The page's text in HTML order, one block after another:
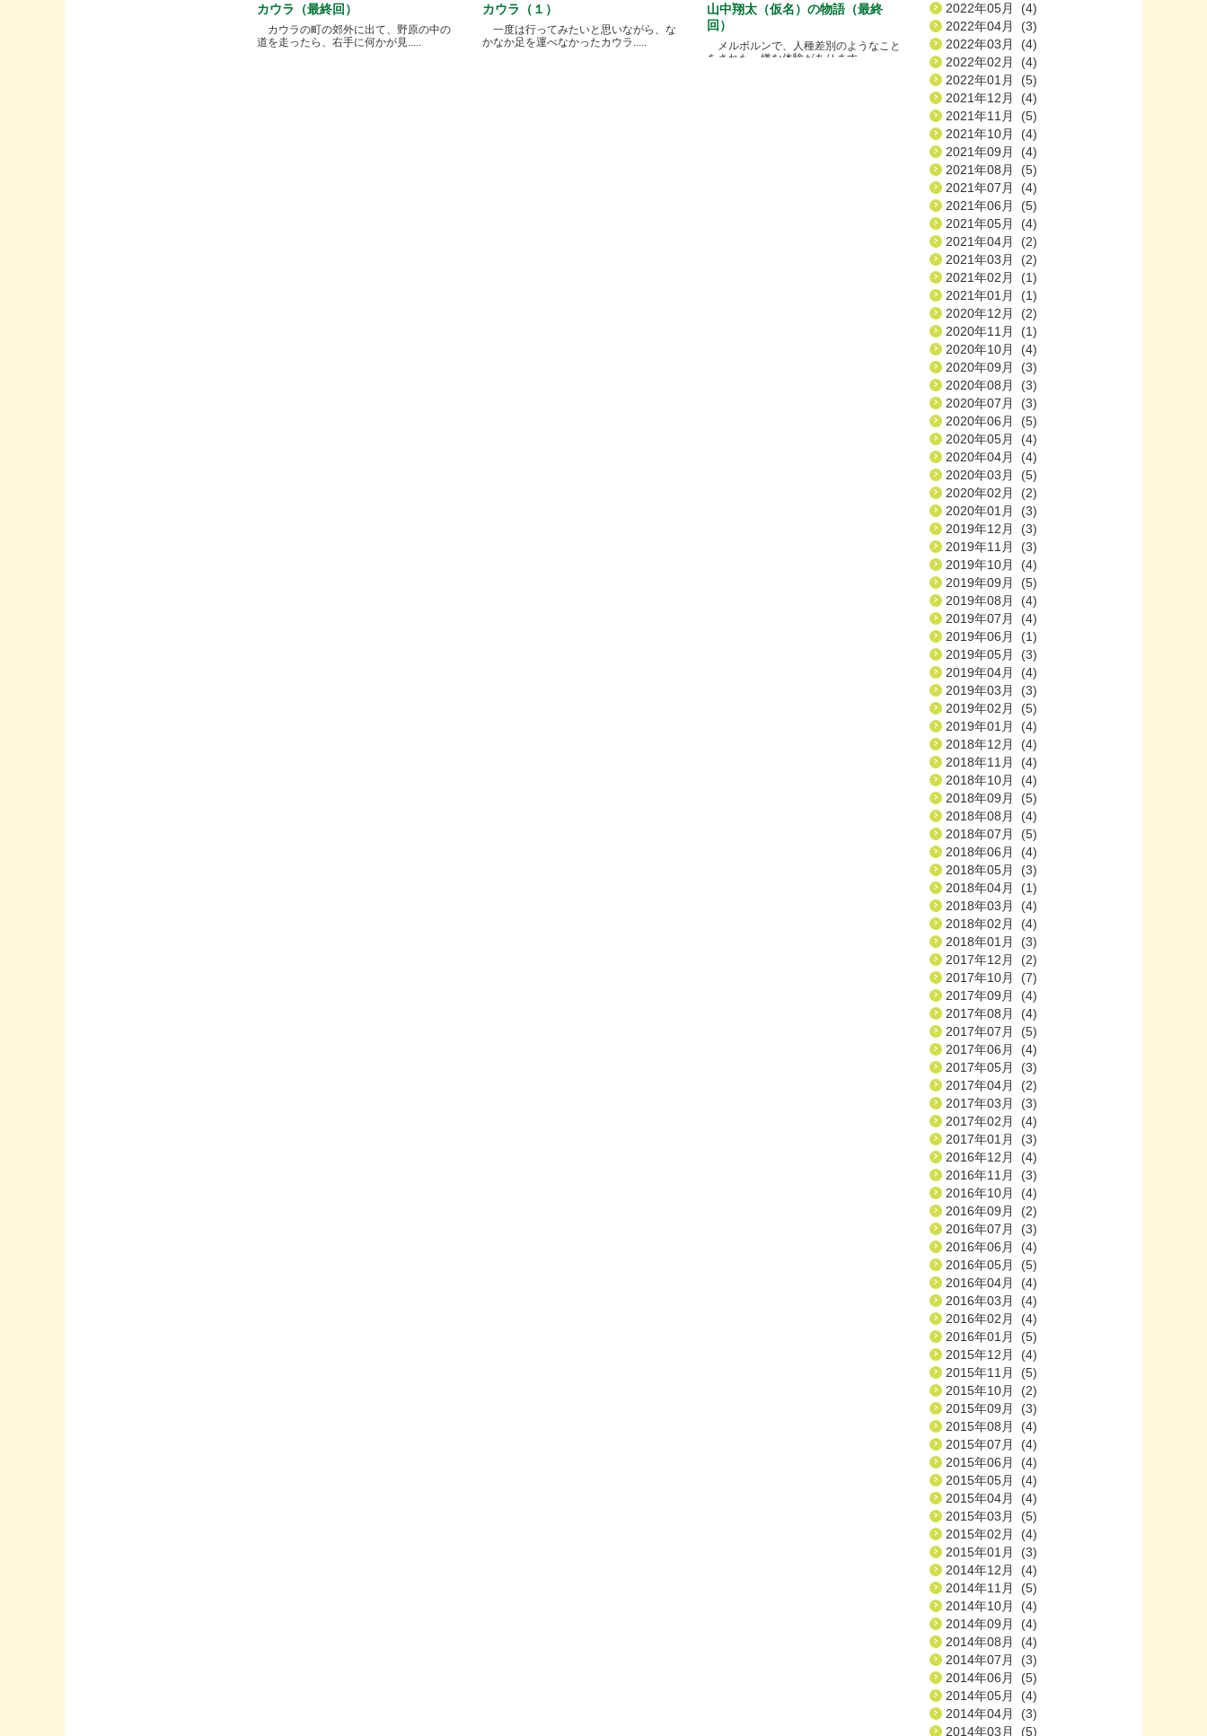
カウラ（最終回）
カウラの町の郊外に出て、野原の中の
道を走ったら、右手に何かが見.....
カウラ（１）
一度は行ってみたいと思いながら、な
かなか足を運べなかったカウラ.....
山中翔太（仮名）の物語（最終
回）
メルボルンで、人種差別のようなこと
をされた、嫌な体験があります.....
2022年05月 (4)
2022年04月 (3)
2022年03月 (4)
2022年02月 (4)
2022年01月 (5)
2021年12月 (4)
2021年11月 (5)
2021年10月 (4)
2021年09月 (4)
2021年08月 (5)
2021年07月 (4)
2021年06月 (5)
2021年05月 (4)
2021年04月 (2)
2021年03月 (2)
2021年02月 (1)
2021年01月 (1)
2020年12月 (2)
2020年11月 (1)
2020年10月 (4)
2020年09月 (3)
2020年08月 (3)
2020年07月 (3)
2020年06月 (5)
2020年05月 (4)
2020年04月 (4)
2020年03月 (5)
2020年02月 (2)
2020年01月 (3)
2019年12月 (3)
2019年11月 (3)
2019年10月 (4)
2019年09月 (5)
2019年08月 (4)
2019年07月 (4)
2019年06月 (1)
2019年05月 (3)
2019年04月 (4)
2019年03月 (3)
2019年02月 (5)
2019年01月 (4)
2018年12月 (4)
2018年11月 (4)
2018年10月 (4)
2018年09月 (5)
2018年08月 (4)
2018年07月 (5)
2018年06月 (4)
2018年05月 (3)
2018年04月 (1)
2018年03月 (4)
2018年02月 (4)
2018年01月 (3)
2017年12月 (2)
2017年10月 (7)
2017年09月 (4)
2017年08月 (4)
2017年07月 (5)
2017年06月 (4)
2017年05月 (3)
2017年04月 (2)
2017年03月 (3)
2017年02月 (4)
2017年01月 (3)
2016年12月 (4)
2016年11月 (3)
2016年10月 (4)
2016年09月 (2)
2016年07月 (3)
2016年06月 (4)
2016年05月 (5)
2016年04月 (4)
2016年03月 (4)
2016年02月 (4)
2016年01月 (5)
2015年12月 (4)
2015年11月 (5)
2015年10月 (2)
2015年09月 (3)
2015年08月 (4)
2015年07月 (4)
2015年06月 (4)
2015年05月 (4)
2015年04月 (4)
2015年03月 (5)
2015年02月 (4)
2015年01月 (3)
2014年12月 (4)
2014年11月 (5)
2014年10月 (4)
2014年09月 (4)
2014年08月 (4)
2014年07月 (3)
2014年06月 (5)
2014年05月 (4)
2014年04月 (3)
2014年03月 (5)